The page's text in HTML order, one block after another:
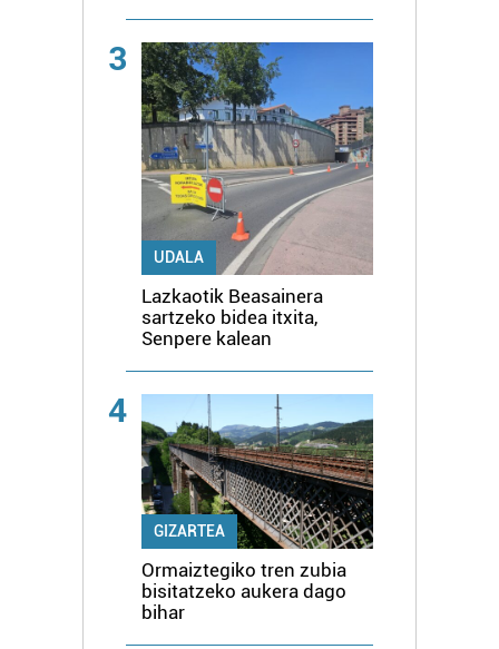
3
UDALA
Lazkaotik Beasainera
sartzeko bidea itxita,
Senpere kalean
4
GIZARTEA
Ormaiztegiko tren zubia
bisitatzeko aukera dago
bihar